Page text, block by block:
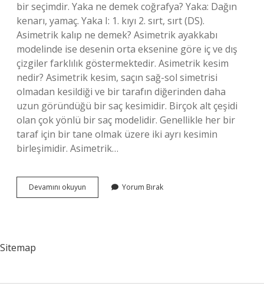
bir seçimdir. Yaka ne demek coğrafya? Yaka: Dağın
kenarı, yamaç. Yaka I: 1. kıyı 2. sırt, sırt (DS).
Asimetrik kalıp ne demek? Asimetrik ayakkabı
modelinde ise desenin orta eksenine göre iç ve dış
çizgiler farklılık göstermektedir. Asimetrik kesim
nedir? Asimetrik kesim, saçın sağ-sol simetrisi
olmadan kesildiği ve bir tarafın diğerinden daha
uzun göründüğü bir saç kesimidir. Birçok alt çeşidi
olan çok yönlü bir saç modelidir. Genellikle her bir
taraf için bir tane olmak üzere iki ayrı kesimin
birleşimidir. Asimetrik…
Devamını okuyun Asimetrik
Yaka
Yorum Bırak
Sitemap